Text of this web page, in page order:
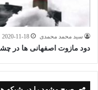
سید محمد محمدی 2020-11-18
دود مازوت اصفهانی ها در